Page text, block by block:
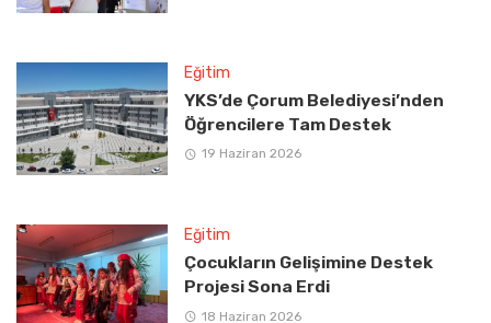
Eğitim
YKS’de Çorum Belediyesi’nden
Öğrencilere Tam Destek
19 Haziran 2026
Eğitim
Çocukların Gelişimine Destek
Projesi Sona Erdi
18 Haziran 2026